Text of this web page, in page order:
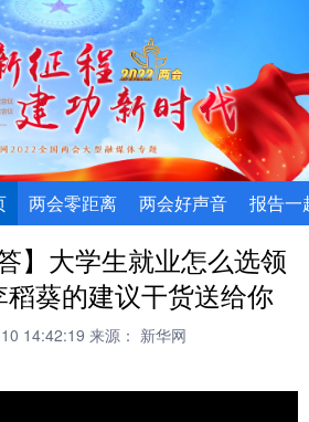
两会零距离 两会好声音 报告一
】大学生就业怎么选领
葵的建议干货送给你
14:42:19 来源： 新华网